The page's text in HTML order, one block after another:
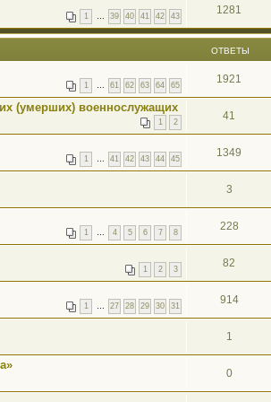
1 … 39 40 41 42 43 1281
ОТВЕТЫ
1 … 61 62 63 64 65 1921
(умерших) военнослужащих
1 2 41
1 … 41 42 43 44 45 1349
3
1 … 4 5 6 7 8 228
1 2 3 82
1 … 27 28 29 30 31 914
1
0